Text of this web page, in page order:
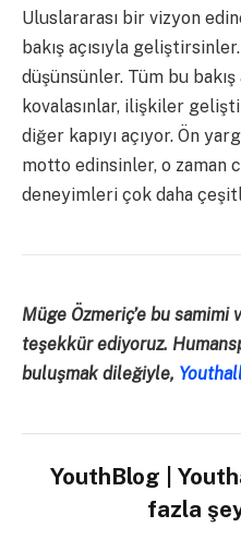
Uluslararası bir vizyon
bakış açısıyla geliştirsinler.
düşünsünler. Tüm bu
kovalasınlar, ilişkiler
diğer kapıyı açıyor. Ön
motto edinsinler, o zaman
deneyimleri çok daha
Müge Özmeriç’e bu samimi
teşekkür ediyoruz.
buluşmak dileğiyle,
YouthBlog |
fazla